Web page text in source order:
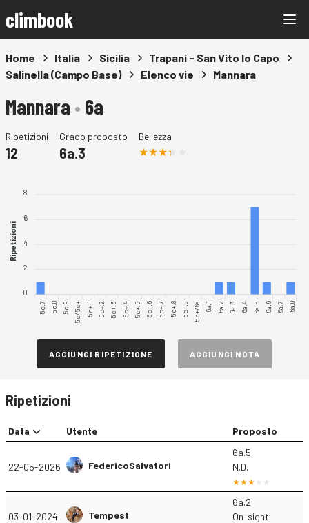
climbook
Home Italia Sicilia
Trapani - San Vito lo Capo
Salinella (Campo Base)
Elenco vie Mannara
Mannara • 6a
Ripetizioni
12
Grado proposto
6a.3
Bellezza
8
6
4
2
0
Ripetizioni
5c.7 5c.8 5c.9 5c/5c+ 5c+.1 5c+.2 5c+.3 5c+.4 5c+.5 5c+.6 5c+.7 5c+.8 5c+.9 5c+/6a 6a.1 6a.2 6a.3 6a.4 6a.5 6a.6 6a.7 6a.8
AGGIUNGI RIPETIZIONE AGGIUNGI NOTA
Ripetizioni
Data Utente Proposto
22-05-2026 FedericoSalvatori
6a.5
N.D.
03-01-2024 Tempest
6a.2
On-sight